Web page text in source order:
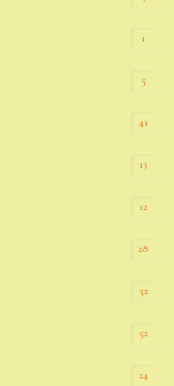
1
5
41
13
12
28
52
52
24